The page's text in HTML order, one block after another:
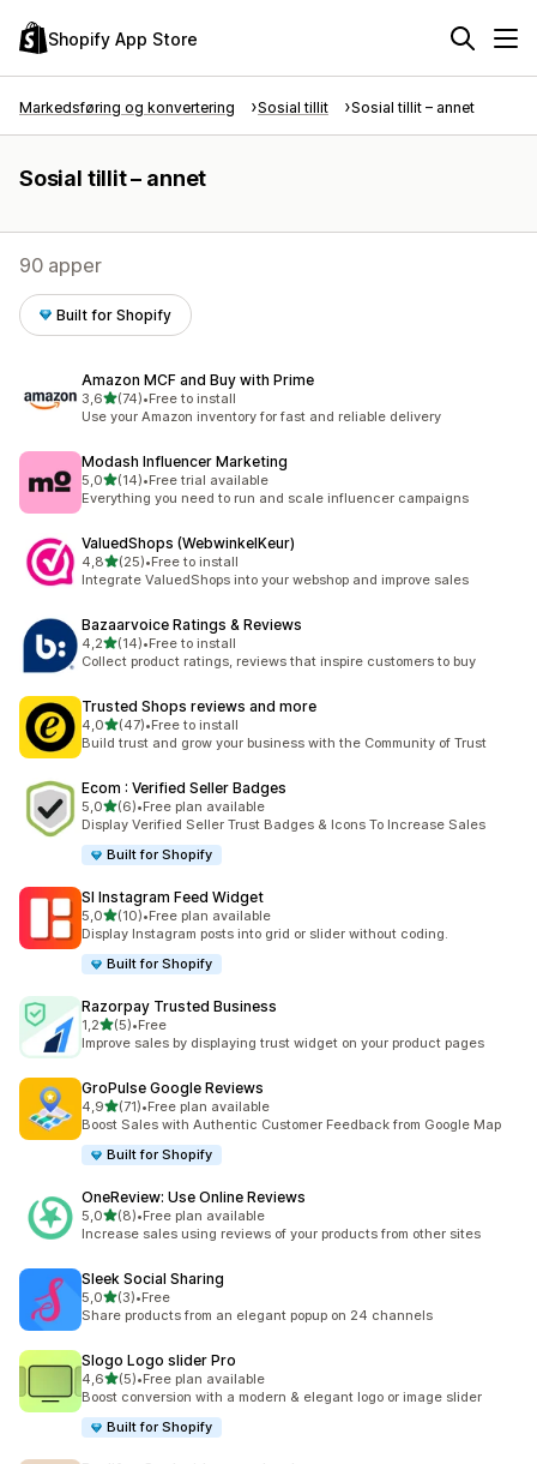
Shopify App Store
Markedsføring og konvertering Sosial tillit Sosial tillit – annet
Sosial tillit – annet
90 apper
Built for Shopify
Amazon MCF and Buy with Prime
3,6av 5 stjerner
(74)
Totalt 74 omtaler
•Free to install
Use your Amazon inventory for fast and reliable delivery
Modash Influencer Marketing
5,0av 5 stjerner
(14)
Totalt 14 omtaler
•Free trial available
Everything you need to run and scale influencer campaigns
ValuedShops (WebwinkelKeur)
4,8av 5 stjerner
(25)
Totalt 25 omtaler
•Free to install
Integrate ValuedShops into your webshop and improve sales
Bazaarvoice Ratings & Reviews
4,2av 5 stjerner
(14)
Totalt 14 omtaler
•Free to install
Collect product ratings, reviews that inspire customers to buy
Trusted Shops reviews and more
4,0av 5 stjerner
(47)
Totalt 47 omtaler
•Free to install
Build trust and grow your business with the Community of Trust
Ecom : Verified Seller Badges
5,0av 5 stjerner
(6)
Totalt 6 omtaler
•Free plan available
Display Verified Seller Trust Badges & Icons To Increase Sales
Built for Shopify
SI Instagram Feed Widget
5,0av 5 stjerner
(10)
Totalt 10 omtaler
•Free plan available
Display Instagram posts into grid or slider without coding.
Built for Shopify
Razorpay Trusted Business
1,2av 5 stjerner
(5)
Totalt 5 omtaler
•Free
Improve sales by displaying trust widget on your product pages
GroPulse Google Reviews
4,9av 5 stjerner
(71)
Totalt 71 omtaler
•Free plan available
Boost Sales with Authentic Customer Feedback from Google Map
Built for Shopify
OneReview: Use Online Reviews
5,0av 5 stjerner
(8)
Totalt 8 omtaler
•Free plan available
Increase sales using reviews of your products from other sites
Sleek Social Sharing
5,0av 5 stjerner
(3)
Totalt 3 omtaler
•Free
Share products from an elegant popup on 24 channels
Slogo Logo slider Pro
4,6av 5 stjerner
(5)
Totalt 5 omtaler
•Free plan available
Boost conversion with a modern & elegant logo or image slider
Built for Shopify